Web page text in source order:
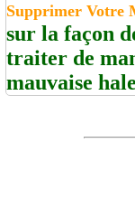
Supprimer Votre
sur la façon
traiter de
mauvaise